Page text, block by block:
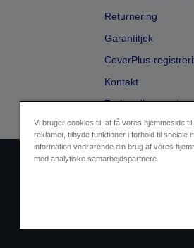
Returnering
Garantitjek
CoverPlus-
Kontakt
Forhandlersøgning
Vi bruger cookies til, at få vores hjemmeside
reklamer, tilbyde funktioner i forhold til sociale
information vedrørende din brug af vores
med analytiske samarbejdspartnere.